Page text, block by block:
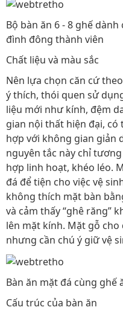
Bộ bàn ăn 6 - 8 ghế
đình đông thành viên
Chất liệu và màu sắc
Nên lựa chọn căn cứ
ý thích, thói quen sử
liệu mới như kính, đệm
gian nội thất hiện đại, có
hợp với không gian giản
nguyên tắc này chỉ
hợp linh hoạt, khéo léo.
đá để tiện cho việc vệ
không thích mặt bàn
và cảm thấy “ghê răng”
lên mặt kính. Mặt gỗ
nhưng cần chú ý giữ vệ
Bàn ăn mặt đá cùng ghế
Cấu trúc của bàn ăn